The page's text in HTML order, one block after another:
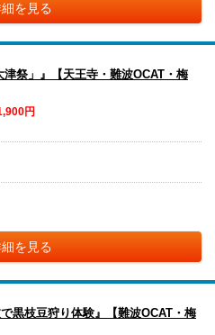
を見る
津祭」』【天王寺・難波OCAT・梅
円
を見る
黒枝豆狩り体験』【難波OCAT・梅